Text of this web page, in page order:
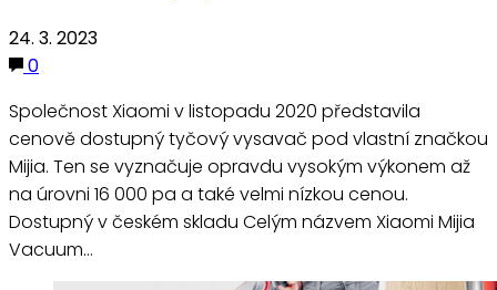
24. 3. 2023
0
Společnost Xiaomi v listopadu 2020 představila
cenově dostupný tyčový vysavač pod vlastní značkou
Mijia. Ten se vyznačuje opravdu vysokým výkonem až
na úrovni 16 000 pa a také velmi nízkou cenou.
Dostupný v českém skladu Celým názvem Xiaomi Mijia
Vacuum…